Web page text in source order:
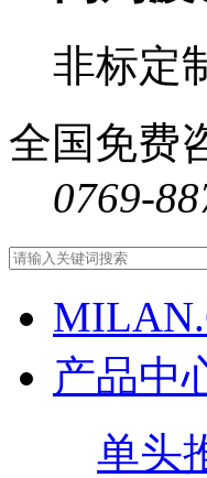
非标定
全国免费
0769-
产品中
单头